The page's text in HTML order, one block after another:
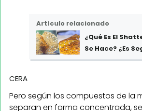
Artículo relacionado
¿Qué Es El
Se Hace? ¿Es
CERA
Pero según los compuestos de la
separan en forma concentrada,